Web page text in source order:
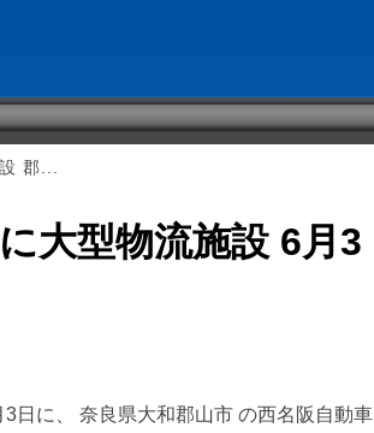
郡...
大型物流施設 6月3
日に、 奈良県大和郡山市 の西名阪自動車